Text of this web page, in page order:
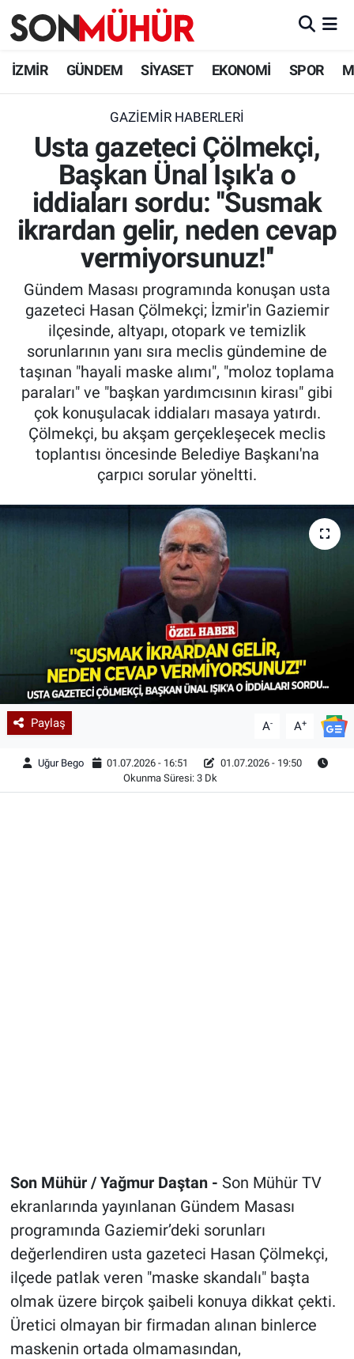
İZMİR GÜNDEM SİYASET EKONOMİ SPOR
GAZIEMIR HABERLERI
Usta gazeteci Çölmekçi,
Başkan Ünal Işık'a o
iddiaları sordu: ''Susmak
ikrardan gelir, neden cevap
vermiyorsunuz!''
Gündem Masası programında konuşan usta
gazeteci Hasan Çölmekçi; İzmir'in Gaziemir
ilçesinde, altyapı, otopark ve temizlik
sorunlarının yanı sıra meclis gündemine de
taşınan "hayali maske alımı", "moloz toplama
paraları" ve "başkan yardımcısının kirası" gibi
çok konuşulacak iddiaları masaya yatırdı.
Çölmekçi, bu akşam gerçekleşecek meclis
toplantısı öncesinde Belediye Başkanı'na
çarpıcı sorular yöneltti.
Paylaş A- A+
Uğur Bego 01.07.2026 - 16:51
01.07.2026 - 19:50
Okunma Süresi: 3 Dk
Son Mühür / Yağmur Daştan - Son Mühür TV
ekranlarında yayınlanan Gündem Masası
programında Gaziemir’deki sorunları
değerlendiren usta gazeteci Hasan Çölmekçi,
ilçede patlak veren "maske skandalı" başta
olmak üzere birçok şaibeli konuya dikkat çekti.
Üretici olmayan bir firmadan alınan binlerce
maskenin ortada olmamasından,
İzmir Nöbetçi Eczaneler
İzmir Namaz Vakitleri
İzmir Trafik Yoğunluk Haritası
Süper Lig Puan Durumu ve Fikstür
Tüm Manşetler
Son Dakika Haberleri
Haber Arşivi